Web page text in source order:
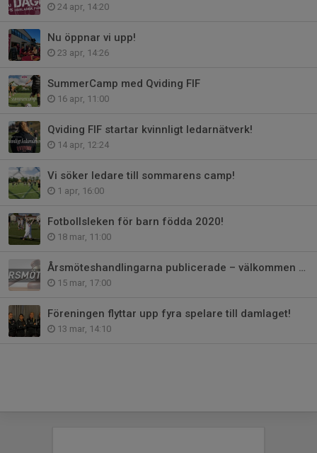
24 apr, 14:20
Nu öppnar vi upp!
23 apr, 14:26
SummerCamp med Qviding FIF
16 apr, 11:00
Qviding FIF startar kvinnligt ledarnätverk!
14 apr, 12:24
Vi söker ledare till sommarens camp!
1 apr, 16:00
Fotbollsleken för barn födda 2020!
18 mar, 11:00
Årsmöteshandlingarna publicerade – välkommen till årsmötet 22 mars
15 mar, 17:00
Föreningen flyttar upp fyra spelare till damlaget!
13 mar, 14:10